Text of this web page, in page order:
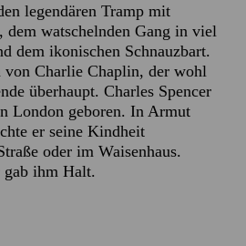
legendären Tramp mit
dem watschelnden Gang in viel
dem ikonischen Schnauzbart.
Charlie Chaplin, der wohl
überhaupt. Charles Spencer
London geboren. In Armut
er seine Kindheit
oder im Waisenhaus.
ihm Halt.